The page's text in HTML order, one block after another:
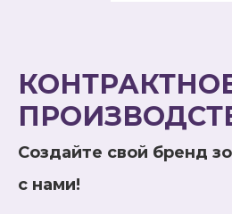
Создайте свой бренд
с нами!